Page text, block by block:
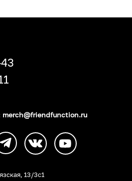
13/3c1
merch@friendfunction.ru